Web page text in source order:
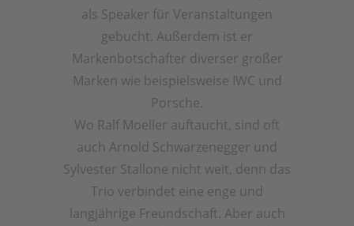
als Speaker für Veranstaltungen
gebucht. Außerdem ist er
Markenbotschafter diverser großer
Marken wie beispielsweise IWC und
Porsche.
Wo Ralf Moeller auftaucht, sind oft
auch Arnold Schwarzenegger und
Sylvester Stallone nicht weit, denn das
Trio verbindet eine enge und
langjährige Freundschaft. Aber auch